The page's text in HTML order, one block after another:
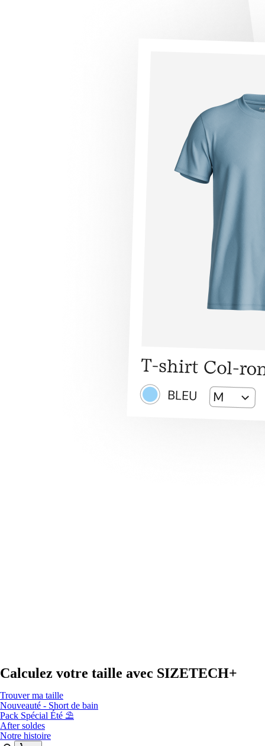
Calculez votre taille avec SIZETECH+
Trouver ma taille
Nouveauté - Short de bain
Pack Spécial Été ⛱️
After soldes
Notre histoire